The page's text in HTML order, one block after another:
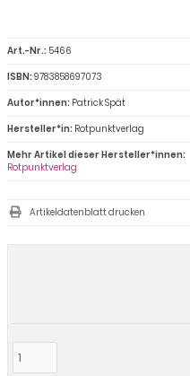
Art.-Nr.: 5466
ISBN:9783858697073
Autor*innen: Patrick Spät
Hersteller*in: Rotpunktverlag
Mehr Artikel dieser Hersteller*innen:
Rotpunktverlag
Artikeldatenblatt drucken